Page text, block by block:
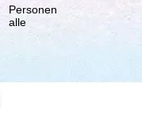
Personen
alle